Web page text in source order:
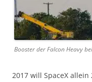
Booster der Falcon Heavy
2017 will SpaceX